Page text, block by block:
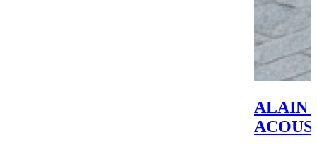
ALAIN